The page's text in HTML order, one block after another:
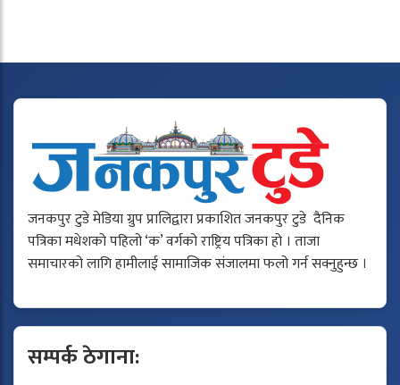
जनकपुर टुडे मेडिया ग्रुप प्रालिद्वारा प्रकाशित जनकपुर टुडे दैनिक
पत्रिका मधेशको पहिलो ‘क’ वर्गको राष्ट्रिय पत्रिका हो । ताजा
समाचारको लागि हामीलाई सामाजिक संजालमा फलो गर्न सक्नुहुन्छ ।
सम्पर्क ठेगाना: